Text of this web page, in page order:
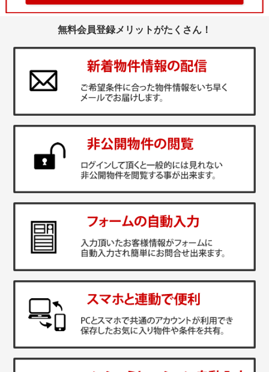
無料会員登録メリットがたくさん！